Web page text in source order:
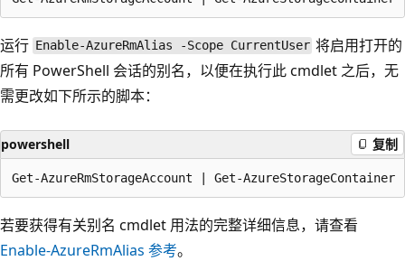
运行 Enable-AzureRmAlias -Scope CurrentUser 将启用打开的
所有 PowerShell 会话的别名，以便在执行此 cmdlet 之后，无
需更改如下所示的脚本：
powershell 复制
若要获得有关别名 cmdlet 用法的完整详细信息，请查看
Enable-AzureRmAlias 参考。